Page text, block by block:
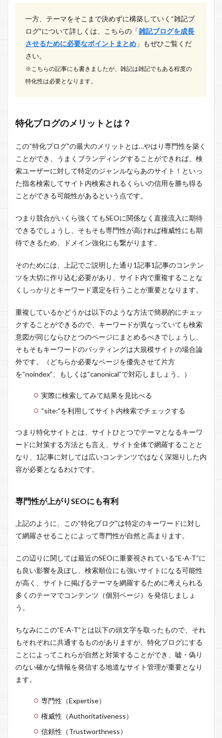
一方、テーマをそこまで決めずに構築していく“雑記ブ
ログ”について詳しくは、こちらの「雑記ブログを成長
させるために必要なポイントまとめ 」もぜひご覧くだ
さい。
※こちらの記事にも書きましたが、雑記は雑記でもある程度の
特化性は必要となります。
特化ブログのメリットとは？
この“特化ブログ”の最大のメリットとは…やはり専門性を築く
ことができ、うまくブランディングすることができれば、検
索ユーザーに対して特定のジャンルならあのサイト！といっ
た指名検索してサイト内検索されるくらいの信用を勝ち得る
ことができる可能性があるという点です。
つまり競合がいくら強くてもSEOに関係なく直接流入に期待
できるでしょうし、そもそも専門性が高ければ権威性にも期
待できるため、ドメイン強化にも繋がります。
そのためには、上記でご説明した通り1記事1記事のコンテン
ツを大切に作り込む必要があり、サイト内で重複することな
くしっかりとキーワード選定を行うことが重要となります。
重複しているかどうかは以下のような方法で簡易的にチェッ
クすることができるので、キーワードが異なっていても検索
意図が同じならひとつのページにまとめるべきでしょうし、
そもそもキーワードのバッティングは大規模サイトの場合論
外です。（どちらか必要なページを優先させて片方
を“noindex”、もしくは“canonical”で対応しましょう。）
実際に検索してみて結果を見比べる
“site:”を利用してサイト内検索でチェックする
つまり特化サイトとは、サイトひとつでテーマとなるキーワ
ードに対策する方法とも言え、サイト全体で網羅することと
なり、1記事に対しては広いコンテンツではなく深堀りした内
容が必要となるわけです。
専門性が上がりSEOにも有利
上記のように、この“特化ブログ”は特定のキーワードに対し
て網羅させることによって専門性が自然と高まります。
この辺りに関しては最近のSEOに重要視されている“E-A-T”に
も良い影響を及ぼし、検索順位にも強いサイトになる可能性
が高く、サイトに掲げるテーマを網羅するために考えられる
多くのテーマでコンテンツ（個別ページ）を発信しましょ
う。
ちなみにこの“E-A-T”とは以下の頭文字を取ったもので、それ
もそれぞれに共通するものがありますが、特化ブログにする
ことによってこれらが自然と対策することができ、嘘・偽り
のない確かな情報を発信する地道なサイト管理が重要となり
ます。
専門性（Expertise）
権威性（Authoritativeness）
信頼性（Trustworthness）